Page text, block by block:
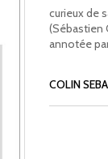
curieux de
(Sébastien
annotée
COLIN